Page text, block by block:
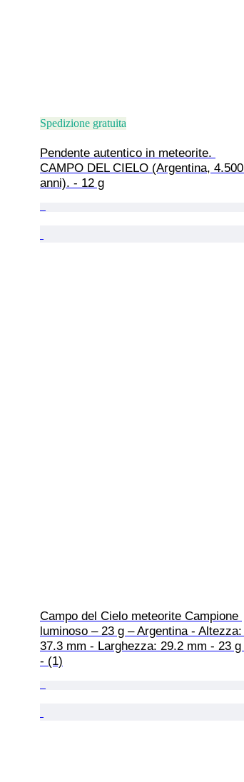
Spedizione gratuita
Pendente autentico in meteorite.
CAMPO DEL CIELO (Argentina, 4.500
anni). - 12 g
Campo del Cielo meteorite Campione
luminoso – 23 g – Argentina - Altezza:
37.3 mm - Larghezza: 29.2 mm - 23 g
- (1)